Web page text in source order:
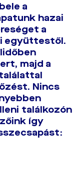
a
hazai
a
együttestől.
majd a
Nincs
találkozón
így